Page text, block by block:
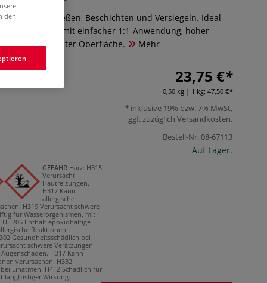
zum Gießen, Beschichten und Versiegeln. Ideal
und Dekor – mit einfacher 1:1-Anwendung, hoher
kratzfester Oberfläche.
Mehr
23,75 €
0,50 kg | 1 kg: 47,50 €
inklusive 19% bzw. 7% MwSt,
ggf. zuzüglich Versandkosten.
Bestell-Nr.08-67113
Auf Lager.
GEFAHR Harz: H315
Verursacht
Hautreizungen.
H317 Kann
allergische
H319 Verursacht schwere
für Wasserorganismen, mit
EUH205 Enthält epoxidhaltige
Reaktionen
Gesundheitsschädlich bei
schwere Verätzungen
H317 Kann
verursachen. H332
Einatmen. H412 Schädlich für
langfristiger Wirkung.
den